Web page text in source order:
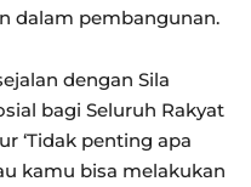
dalam pembangunan.
dengan Sila
bagi Seluruh Rakyat
‘Tidak penting apa
kamu bisa melakukan